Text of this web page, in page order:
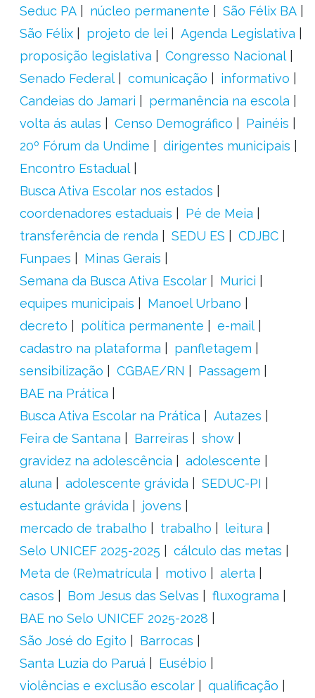
Seduc PA
núcleo permanente
São Félix BA
São Félix
projeto de lei
Agenda Legislativa
proposição legislativa
Congresso Nacional
Senado Federal
comunicação
informativo
Candeias do Jamari
permanência na escola
volta ás aulas
Censo Demográfico
Painéis
20º Fórum da Undime
dirigentes municipais
Encontro Estadual
Busca Ativa Escolar nos estados
coordenadores estaduais
Pé de Meia
transferência de renda
SEDU ES
CDJBC
Funpaes
Minas Gerais
Semana da Busca Ativa Escolar
Murici
equipes municipais
Manoel Urbano
decreto
política permanente
e-mail
cadastro na plataforma
panfletagem
sensibilização
CGBAE/RN
Passagem
BAE na Prática
Busca Ativa Escolar na Prática
Autazes
Feira de Santana
Barreiras
show
gravidez na adolescência
adolescente
aluna
adolescente grávida
SEDUC-PI
estudante grávida
jovens
mercado de trabalho
trabalho
leitura
Selo UNICEF 2025-2025
cálculo das metas
Meta de (Re)matrícula
motivo
alerta
casos
Bom Jesus das Selvas
fluxograma
BAE no Selo UNICEF 2025-2028
São José do Egito
Barrocas
Santa Luzia do Paruá
Eusébio
violências e exclusão escolar
qualificação